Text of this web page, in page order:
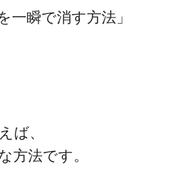
一瞬で消す方法」
ば、
方法です。